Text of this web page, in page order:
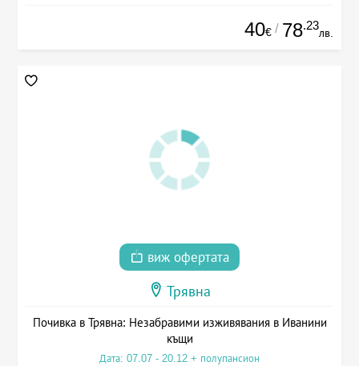
40€ / 78.23
лв.
виж офертата
Трявна
Почивка в Трявна: Незабравими изживявания в Иванини
къщи
Дата: 07.07 - 20.12 + полупансион